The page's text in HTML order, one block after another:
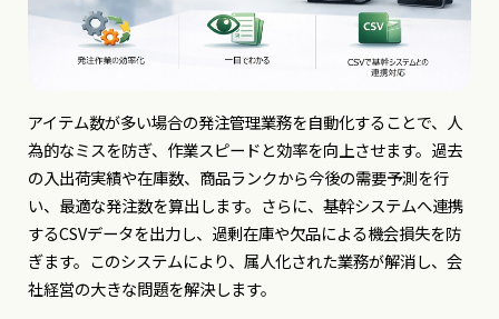
アイテム数が多い場合の発注管理業務を自動化することで、人
為的なミスを防ぎ、作業スピードと効率を向上させます。過去
の入出荷実績や在庫数、商品ランクから今後の需要予測を行
い、最適な発注数を算出します。さらに、基幹システムへ連携
するCSVデータを出力し、過剰在庫や欠品による機会損失を防
ぎます。このシステムにより、属人化された業務が解消し、会
社経営の大きな問題を解決します。